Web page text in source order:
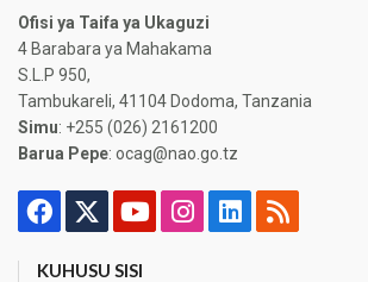
Ofisi ya Taifa ya Ukaguzi
4 Barabara ya Mahakama
S.L.P 950,
Tambukareli, 41104 Dodoma, Tanzania
Simu: +255 (026) 2161200
Barua Pepe: ocag@nao.go.tz
KUHUSU SISI